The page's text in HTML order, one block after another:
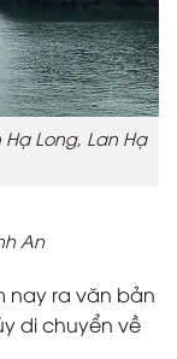
Long, Lan Hạ
An
nay ra văn bản
di chuyển về